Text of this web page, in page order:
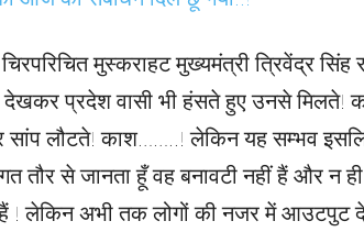
मुस्कराहट मुख्यमंत्री त्रिवेंद्र
प्रदेश वासी भी हंसते हुए उनसे मिलते!
सांप लौटते! काश……..! लेकिन यह सम्भव
तौर से जानता हूँ वह बनावटी नहीं हैं और न
लेकिन अभी तक लोगों की नजर में आउटपुट